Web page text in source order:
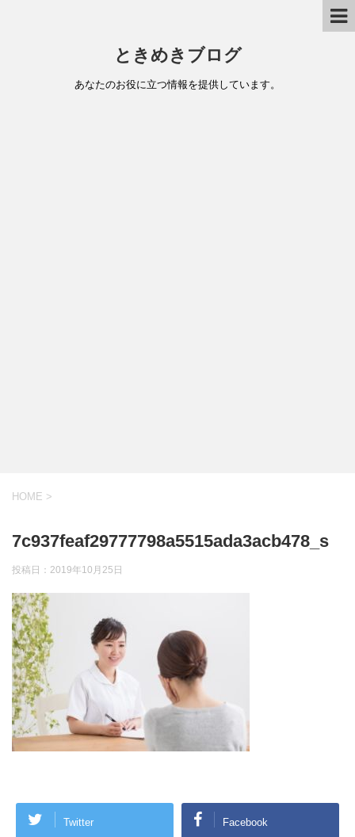
ときめきブログ
あなたのお役に立つ情報を提供しています。
HOME >
7c937feaf29777798a5515ada3acb478_s
投稿日： 2019年10月25日
Twitter Facebook